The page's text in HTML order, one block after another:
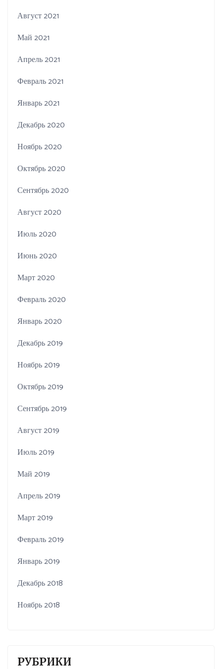
Август 2021
Май 2021
Апрель 2021
Февраль 2021
Январь 2021
Декабрь 2020
Ноябрь 2020
Октябрь 2020
Сентябрь 2020
Август 2020
Июль 2020
Июнь 2020
Март 2020
Февраль 2020
Январь 2020
Декабрь 2019
Ноябрь 2019
Октябрь 2019
Сентябрь 2019
Август 2019
Июль 2019
Май 2019
Апрель 2019
Март 2019
Февраль 2019
Январь 2019
Декабрь 2018
Ноябрь 2018
РУБРИКИ